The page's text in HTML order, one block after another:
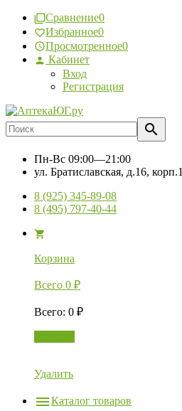
Сравнение0
Избранное0
Просмотренное0
Кабинет
Вход
Регистрация
Пн-Вс 09:00—21:00
ул. Братиславская, д.16, корп.1
8 (925) 345-89-08
8 (495) 797-40-44
Корзина
Всего 0 ₽
Всего: 0 ₽
Удалить
Каталог товаров